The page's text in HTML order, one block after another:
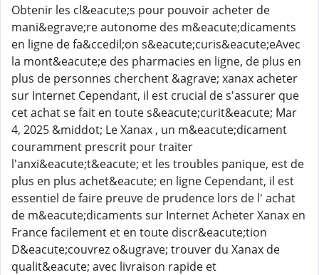
Obtenir les cl&eacute;s pour pouvoir acheter de
mani&egrave;re autonome des m&eacute;dicaments
en ligne de fa&ccedil;on s&eacute;curis&eacute;eAvec
la mont&eacute;e des pharmacies en ligne, de plus en
plus de personnes cherchent &agrave; xanax acheter
sur Internet Cependant, il est crucial de s'assurer que
cet achat se fait en toute s&eacute;curit&eacute; Mar
4, 2025 &middot; Le Xanax , un m&eacute;dicament
couramment prescrit pour traiter
l'anxi&eacute;t&eacute; et les troubles panique, est de
plus en plus achet&eacute; en ligne Cependant, il est
essentiel de faire preuve de prudence lors de l' achat
de m&eacute;dicaments sur Internet Acheter Xanax en
France facilement et en toute discr&eacute;tion
D&eacute;couvrez o&ugrave; trouver du Xanax de
qualit&eacute; avec livraison rapide et